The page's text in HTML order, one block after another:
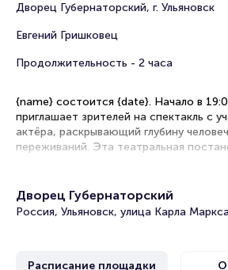
Дворец Губернаторский, г. Ульяновск
Евгений Гришковец
Продолжительность - 2 часа
{name} состоится {date}. Начало в
приглашает зрителей на спектакль с
актёра, раскрывающий глубину
переживаний. Эта театральная
Рекомендации по выбору мест в
Дворец Губернаторский
Россия, Ульяновск, улица Карла
Расписание площадки